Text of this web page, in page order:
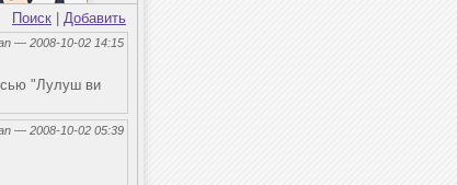
Поиск Добавить
— 2008-10-02 14:15
"Лулуш ви
— 2008-10-02 05:39